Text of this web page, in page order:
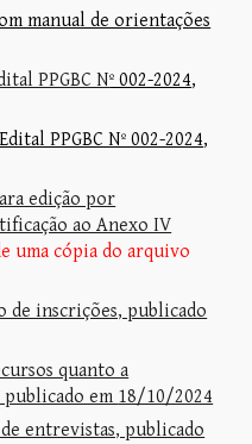
manual de orientações
PPGBC Nº 002-2024,
PPGBC Nº 002-2024,
edição por
ao Anexo IV
uma cópia do arquivo
de inscrições, publicado
quanto a
em 18/10/2024
entrevistas, publicado